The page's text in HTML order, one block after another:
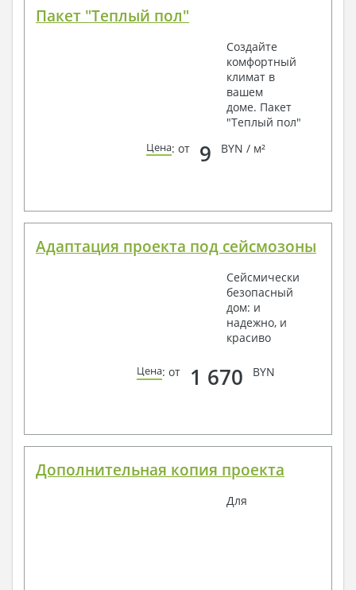
Пакет "Теплый пол"
Создайте
комфортный
климат в
вашем
доме. Пакет
"Теплый пол"
Цена: от 9 BYN / м²
Адаптация проекта под сейсмозоны
Сейсмически
безопасный
дом: и
надежно, и
красиво
Цена: от 1 670 BYN
Дополнительная копия проекта
Для